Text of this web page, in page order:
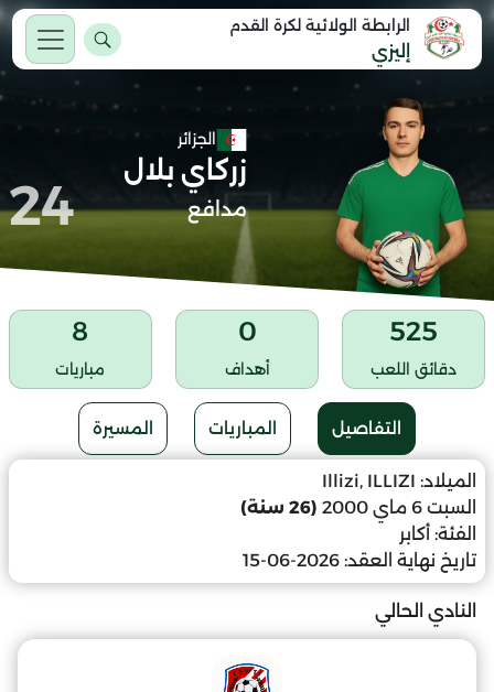
الرابطة الولائية لكرة القدم
إليزي
الجزائر
زركاي بلال
مدافع 24
525
دقائق اللعب
0
أهداف
8
مباريات
التفاصيل المباريات المسيرة
الميلاد: Illizi, ILLIZI
السبت 6 ماي 2000
(26 سنة)
الفئة: أكابر
تاريخ نهاية العقد: 2026-06-15
النادي الحالي